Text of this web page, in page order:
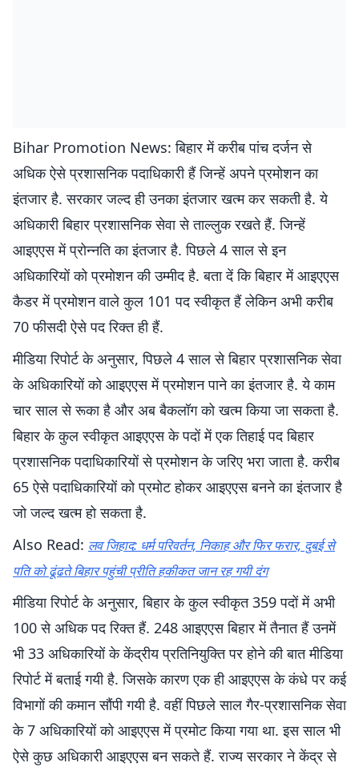
Bihar Promotion News: बिहार में करीब पांच दर्जन से
अधिक ऐसे प्रशासनिक पदाधिकारी हैं जिन्हें अपने प्रमोशन का
इंतजार है. सरकार जल्द ही उनका इंतजार खत्म कर सकती है. ये
अधिकारी बिहार प्रशासनिक सेवा से ताल्लुक रखते हैं. जिन्हें
आइएएस में प्रोन्नति का इंतजार है. पिछले 4 साल से इन
अधिकारियों को प्रमोशन की उम्मीद है. बता दें कि बिहार में आइएएस
कैडर में प्रमोशन वाले कुल 101 पद स्वीकृत हैं लेकिन अभी करीब
70 फीसदी ऐसे पद रिक्त ही हैं.
मीडिया रिपोर्ट के अनुसार, पिछले 4 साल से बिहार प्रशासनिक सेवा
के अधिकारियों को आइएएस में प्रमोशन पाने का इंतजार है. ये काम
चार साल से रूका है और अब बैकलॉग को खत्म किया जा सकता है.
बिहार के कुल स्वीकृत आइएएस के पदों में एक तिहाई पद बिहार
प्रशासनिक पदाधिकारियों से प्रमोशन के जरिए भरा जाता है. करीब
65 ऐसे पदाधिकारियों को प्रमोट होकर आइएएस बनने का इंतजार है
जो जल्द खत्म हो सकता है.
Also Read: लव जिहाद: धर्म परिवर्तन, निकाह और फिर फरार, दुबई से
पति को ढूंढते बिहार पहुंची प्रीति हकीकत जान रह गयी दंग
मीडिया रिपोर्ट के अनुसार, बिहार के कुल स्वीकृत 359 पदों में अभी
100 से अधिक पद रिक्त हैं. 248 आइएएस बिहार में तैनात हैं उनमें
भी 33 अधिकारियों के केंद्रीय प्रतिनियुक्ति पर होने की बात मीडिया
रिपोर्ट में बताई गयी है. जिसके कारण एक ही आइएएस के कंधे पर कई
विभागों की कमान सौंपी गयी है. वहीं पिछले साल गैर-प्रशासनिक सेवा
के 7 अधिकारियों को आइएएस में प्रमोट किया गया था. इस साल भी
ऐसे कुछ अधिकारी आइएएस बन सकते हैं. राज्य सरकार ने केंद्र से